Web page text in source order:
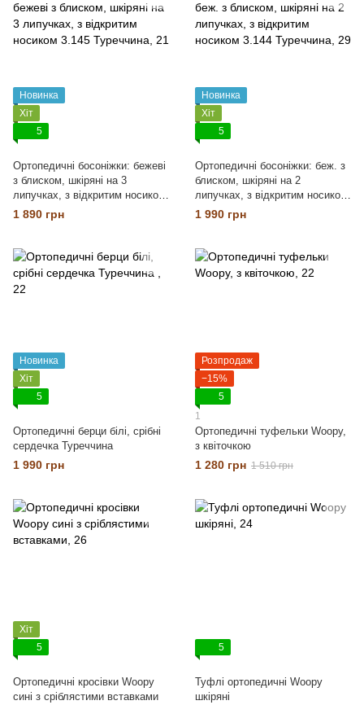
Новинка
Хіт
5
Ортопедичні босоніжки: бежеві
з блиском, шкіряні на 3
липучках, з відкритим носиком
3.145 Туреччина
1 890 грн
Новинка
Хіт
5
Ортопедичні босоніжки: беж. з
блиском, шкіряні на 2
липучках, з відкритим носиком
3.144 Туреччина
1 990 грн
Новинка
Хіт
5
Ортопедичні берци білі, срібні
сердечка Туреччина
1 990 грн
Розпродаж
−15%
5
1
Ортопедичні туфельки Woopy,
з квіточкою
1 280 грн 1 510 грн
Хіт
5
Ортопедичні кросівки Woopy
сині з сріблястими вставками
5
Туфлі ортопедичні Woopy
шкіряні